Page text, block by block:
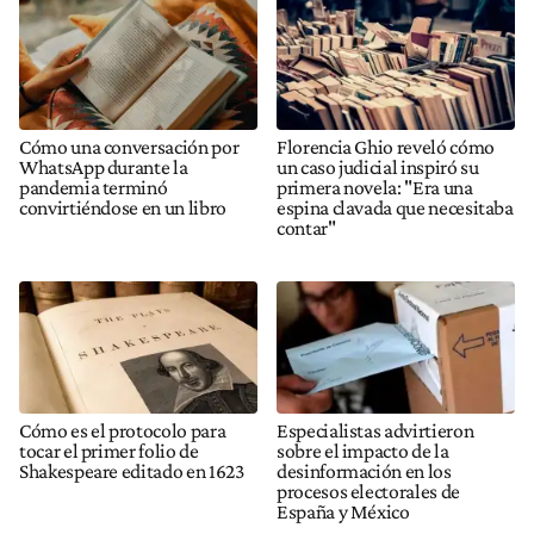
Cómo una conversación por
WhatsApp durante la
pandemia terminó
convirtiéndose en un libro
Florencia Ghio reveló cómo
un caso judicial inspiró su
primera novela: "Era una
espina clavada que necesitaba
contar"
Cómo es el protocolo para
tocar el primer folio de
Shakespeare editado en 1623
Especialistas advirtieron
sobre el impacto de la
desinformación en los
procesos electorales de
España y México